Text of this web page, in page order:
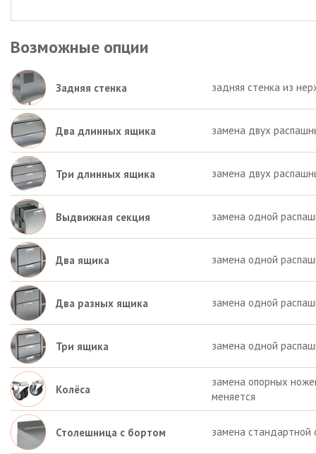
Возможные опции
Задняя стенка задняя стенка из
Два длинных ящика замена двух
Три длинных ящика замена двух
Выдвижная секция замена одной
Два ящика замена одной
Два разных ящика замена одной
Три ящика замена одной
Колёса
замена опорных
меняется
Столешница с бортом замена